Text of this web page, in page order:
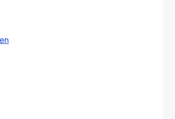
gewünschten Wert ein